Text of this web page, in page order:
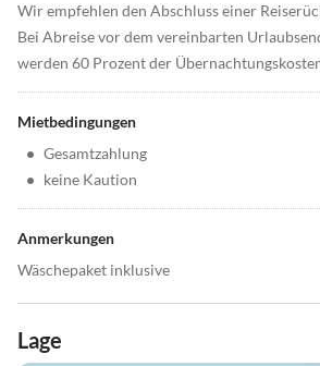
Wir empfehlen den Abschluss einer
Bei Abreise vor dem vereinbarten
werden 60 Prozent der
Mietbedingungen
• Gesamtzahlung
• keine Kaution
Anmerkungen
Wäschepaket inklusive
Lage